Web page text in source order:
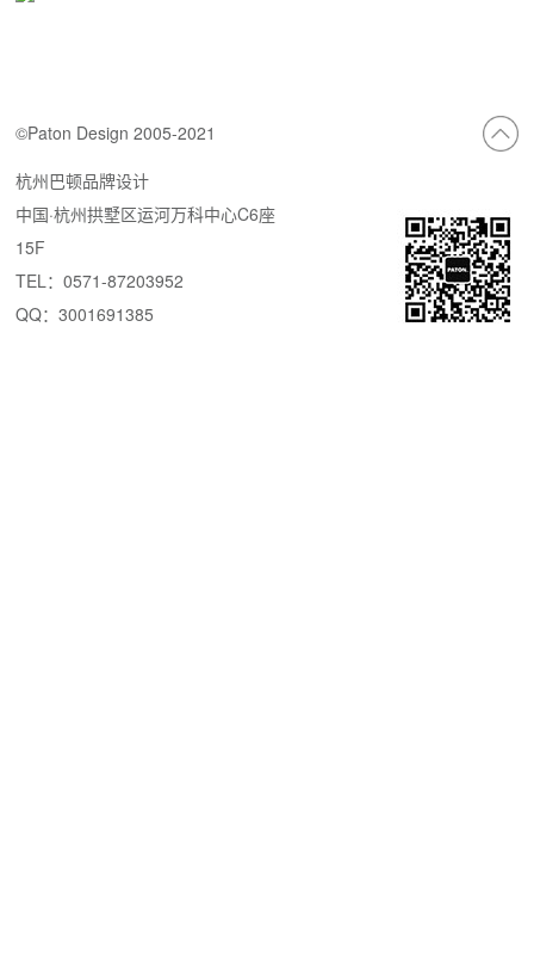
©Paton Design 2005-2021
杭州巴顿品牌设计
中国·杭州拱墅区运河万科中心C6座
15F
TEL：0571-87203952
QQ：3001691385